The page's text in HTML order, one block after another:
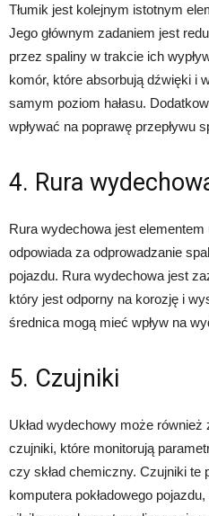
Tłumik jest kolejnym istotnym
Jego głównym zadaniem jest
przez spaliny w trakcie ich
komór, które absorbują dźwięki i
samym poziom hałasu.
wpływać na poprawę przepływu
4. Rura
Rura wydechowa jest elementem
odpowiada za odprowadzanie
pojazdu. Rura wydechowa jest
który jest odporny na korozję i
średnica mogą mieć wpływ na
5. Czujniki
Układ wydechowy może
czujniki, które monitorują
czy skład chemiczny. Czujniki te
komputera pokładowego